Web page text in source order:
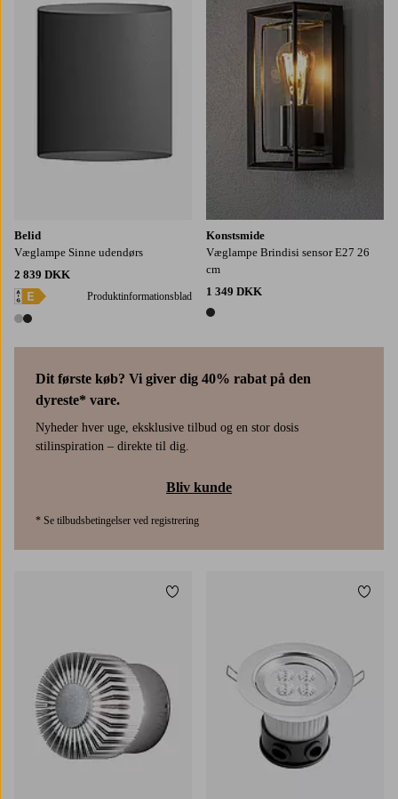
Belid
Væglampe Sinne udendørs
2 839 DKK
Produktinformationsblad
2 farver
Konstsmide
Væglampe Brindisi sensor E27 26
cm
1 349 DKK
1 farve
Dit første køb? Vi giver dig 40% rabat på den
dyreste* vare.
Nyheder hver uge, eksklusive tilbud og en stor dosis
stilinspiration – direkte til dig.
Bliv kunde
* Se tilbudsbetingelser ved registrering
Tilføj til favoritter